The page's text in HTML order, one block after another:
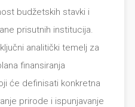
budžetskih stavki i
prisutnih institucija.
analitički temelj za
finansiranja
će definisati konkretna
prirode i ispunjavanje